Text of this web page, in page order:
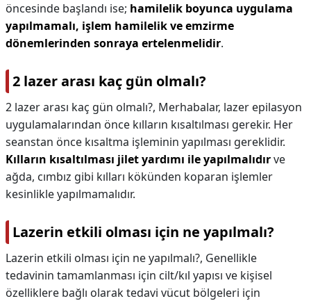
öncesinde başlandı ise; hamilelik boyunca uygulama
yapılmamalı, işlem hamilelik ve emzirme
dönemlerinden sonraya ertelenmelidir.
2 lazer arası kaç gün olmalı?
2 lazer arası kaç gün olmalı?, Merhabalar, lazer epilasyon
uygulamalarından önce kılların kısaltılması gerekir. Her
seanstan önce kısaltma işleminin yapılması gereklidir.
Kılların kısaltılması jilet yardımı ile yapılmalıdırve
ağda, cımbız gibi kılları kökünden koparan işlemler
kesinlikle yapılmamalıdır.
Lazerin etkili olması için ne yapılmalı?
Lazerin etkili olması için ne yapılmalı?, Genellikle
tedavinin tamamlanması için cilt/kıl yapısı ve kişisel
özelliklere bağlı olarak tedavi vücut bölgeleri için